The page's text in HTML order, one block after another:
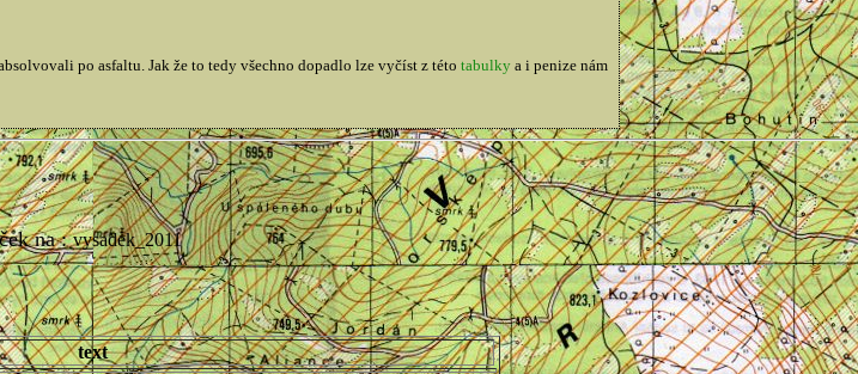
po asfaltu. Jak že to tedy všechno dopadlo lze vyčíst z této tabulkya i penize nám